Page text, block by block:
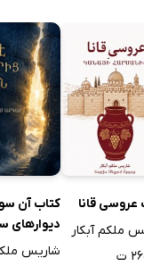
عروسی قانا
ملکم آبکار
ت
کتاب آن
دیوارهای
شاریس